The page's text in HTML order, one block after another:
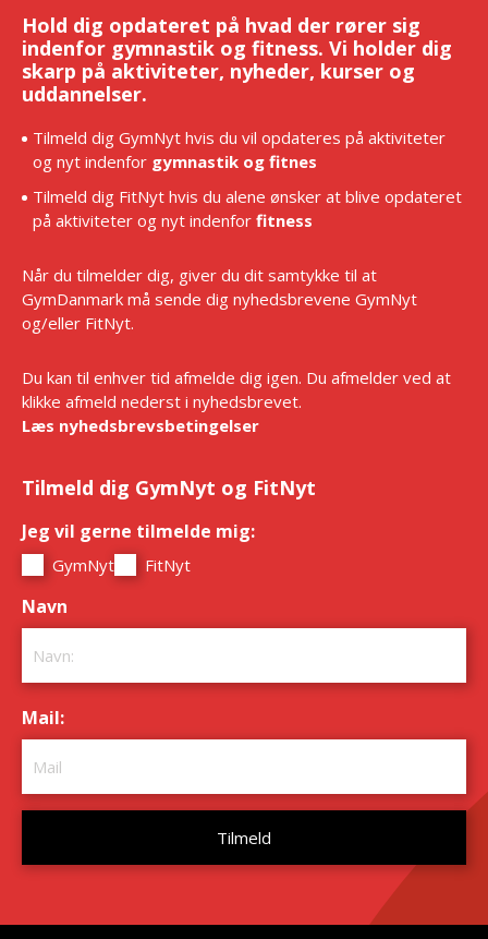
Hold dig opdateret på hvad der rører sig
indenfor gymnastik og fitness. Vi holder dig
skarp på aktiviteter, nyheder, kurser og
uddannelser.
Tilmeld dig GymNyt hvis du vil opdateres på aktiviteter
og nyt indenfor gymnastik og fitnes
Tilmeld dig FitNyt hvis du alene ønsker at blive opdateret
på aktiviteter og nyt indenfor fitness
Når du tilmelder dig, giver du dit samtykke til at
GymDanmark må sende dig nyhedsbrevene GymNyt
og/eller FitNyt.
Du kan til enhver tid afmelde dig igen. Du afmelder ved at
klikke afmeld nederst i nyhedsbrevet.
Læs nyhedsbrevsbetingelser
Tilmeld dig GymNyt og FitNyt
Jeg vil gerne tilmelde mig:
GymNyt FitNyt
Navn
Mail: